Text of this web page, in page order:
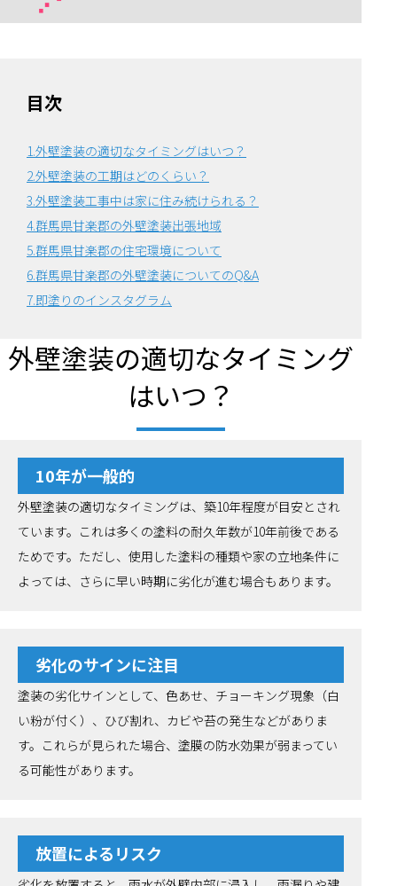
目次
1.外壁塗装の適切なタイミングはいつ？
2.外壁塗装の工期はどのくらい？
3.外壁塗装工事中は家に住み続けられる？
4.群馬県甘楽郡の外壁塗装出張地域
5.群馬県甘楽郡の住宅環境について
6.群馬県甘楽郡の外壁塗装についてのQ&A
7.即塗りのインスタグラム
外壁塗装の適切なタイミング
はいつ？
10年が一般的
外壁塗装の適切なタイミングは、築10年程度が目安とされ
ています。これは多くの塗料の耐久年数が10年前後である
ためです。ただし、使用した塗料の種類や家の立地条件に
よっては、さらに早い時期に劣化が進む場合もあります。
劣化のサインに注目
塗装の劣化サインとして、色あせ、チョーキング現象（白
い粉が付く）、ひび割れ、カビや苔の発生などがありま
す。これらが見られた場合、塗膜の防水効果が弱まってい
る可能性があります。
放置によるリスク